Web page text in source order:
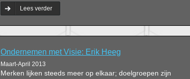
Lees verder
Ondernemen met Visie: Erik Heeg
Maart-April 2013
Merken lijken steeds meer op elkaar; doelgroepen zijn